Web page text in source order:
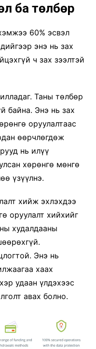
ба төлбөр
60% эсвэл
энэ нь зах
ч зах зээлтэй
Таны төлбөр
байна. Энэ нь зах
оруулалтаас
өөрчлөгдөж
нь илүү
хөрөнгө мөнгө
үзүүлнэ.
хийж эхлэхдээ
оруулалт хийхийг
худалдааны
Энэ нь
хаах
удаан үлдэхээс
авах болно.